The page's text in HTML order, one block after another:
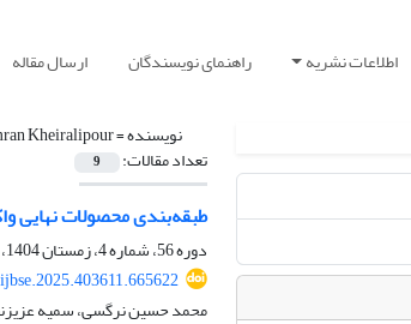
اطلاعات نشریه راهنمای نویسندگان ارسال مقاله
نویسنده =Kheiralipour
تعداد مقالات: 9
طبقه‌بندی محصولات نهایی
دوره 56، شماره 4، زمستان 1404، صفحه
محمد حسین نرگسی، سمیه